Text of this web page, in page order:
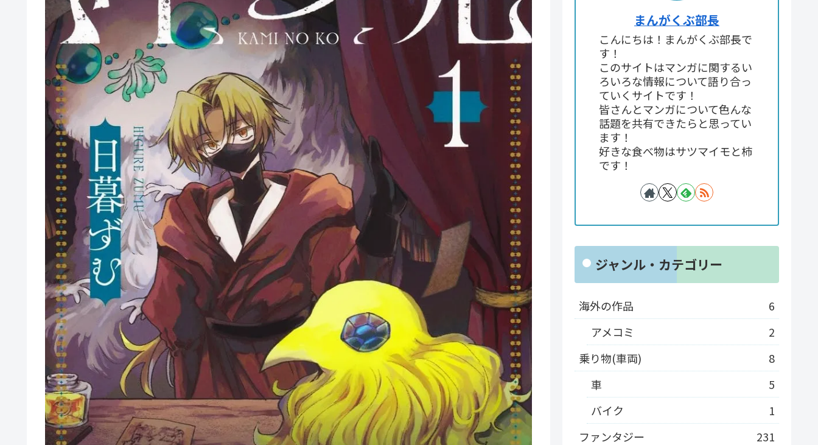
まんがくぶ部長
こんにちは！まんがくぶ部長で
す！
このサイトはマンガに関するい
ろいろな情報について語り合っ
ていくサイトです！
皆さんとマンガについて色んな
話題を共有できたらと思ってい
ます！
好きな食べ物はサツマイモと柿
です！
ジャンル・カテゴリー
海外の作品
6
アメコミ
2
乗り物(車両)
8
車
5
バイク
1
ファンタジー
231